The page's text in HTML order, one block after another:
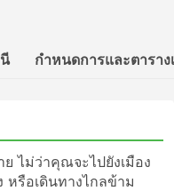
กำหนดการและตาราง
ไม่ว่าคุณจะไปยังเมือง
หรือเดินทางไกลข้าม